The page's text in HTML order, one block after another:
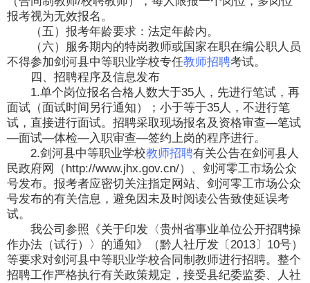
报考视为无效报名。
（五）报考年龄要求：法定年龄内。
（六）服务期内的特岗教师或国家在职在编公职人员
不得参加剑河县中等职业学校专任教师招聘考试。
四、招聘程序及信息发布
1.单个岗位报名合格人数大于35人，先进行笔试，再
面试（面试时间另行通知）；小于等于35人，不进行笔
试，直接进行面试。招聘采取现场报名及资格审查—笔试
—面试—体检—入职审查—签约上岗的程序进行。
2.剑河县中等职业学校教师招聘有关公告在剑河县人
民政府网（http://www.jhx.gov.cn/）、剑河零工市场公众
号发布。报考者应密切关注指定网站、剑河零工市场公众
号发布的有关信息，避免因未及时阅读公告致使延误考
试。
我公司参照《关于印发〈贵州省事业单位公开招聘操
作办法（试行）〉的通知》（黔人社厅发〔2013〕10号）
等要求对剑河县中等职业学校合同制教师进行招聘。整个
招聘工作严格执行有关政策规定，接受县纪委监委、人社